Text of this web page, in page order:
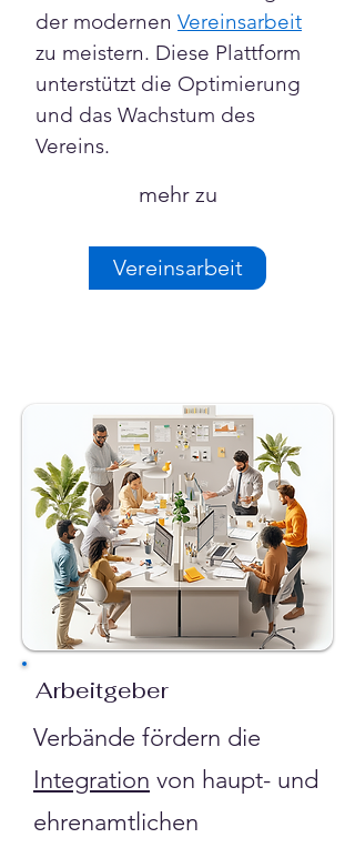
der modernen Vereinsarbeit
zu meistern. Diese Plattform
unterstützt die Optimierung
und das Wachstum des
Vereins.
mehr zu
Vereinsarbeit
Arbeitgeber
Verbände fördern die
Integration von haupt- und
ehrenamtlichen